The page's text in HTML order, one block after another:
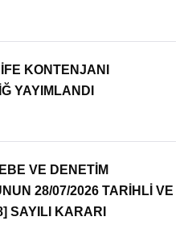
KONTENJANI
YAYIMLANDI
VE DENETİM
28/07/2026 TARİHLİ VE
SAYILI KARARI